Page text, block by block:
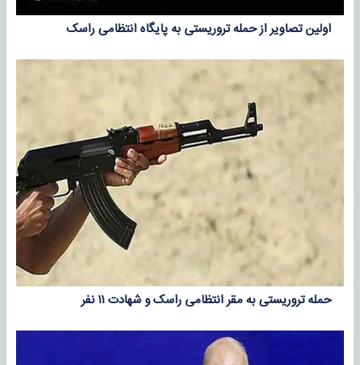
اولین تصاویر از حمله تروریستی به پایگاه انتظامی راسک
حمله تروریستی به مقر انتظامی راسک و شهادت ۱۱ نفر